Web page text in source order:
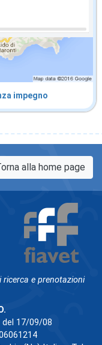
impegno
alla home page
ricerca e prenotazioni
del 17/09/08